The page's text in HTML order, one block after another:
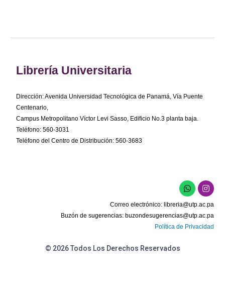
Librería Universitaria
Dirección: Avenida Universidad Tecnológica de Panamá, Vía Puente
Centenario,
Campus Metropolitano Víctor Levi Sasso, Edificio No.3 planta baja.
Teléfono: 560-3031
Teléfono del Centro de Distribución: 560-3683
W
h
a
t
s
a
p
I
n
s
t
a
g
r
Correo electrónico: libreria@utp.ac.pa
Buzón de sugerencias: buzondesugerencias@utp.ac.pa
Política de Privacidad
© 2026 Todos Los Derechos Reservados